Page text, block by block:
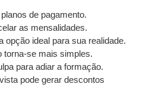
de pagamento.
as mensalidades.
opção ideal para sua realidade.
torna-se mais simples.
para adiar a formação.
pode gerar descontos